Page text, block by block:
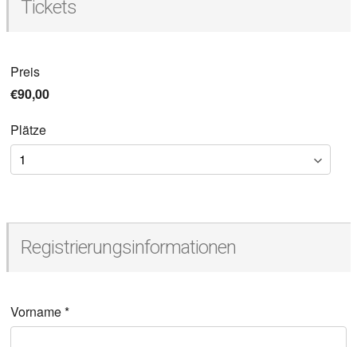
Tickets
Preis
€90,00
Plätze
Registrierungsinformationen
Vorname*